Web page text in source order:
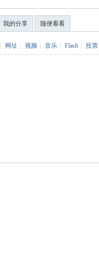
我的分享 随便看看
网址 视频 音乐 Flash 投票